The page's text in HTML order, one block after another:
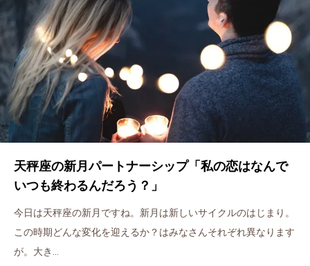
天秤座の新月パートナーシップ「私の恋はなんで
いつも終わるんだろう？」
今日は天秤座の新月ですね。新月は新しいサイクルのはじまり。
この時期どんな変化を迎えるか？はみなさんそれぞれ異なります
が。大き…